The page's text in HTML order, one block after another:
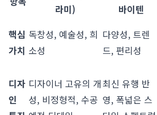
라미)
바이텐
핵심
가치
독창성, 예술성, 희
소성
다양성, 트렌
드, 편리성
디자
인
디자이너 고유의 개
성, 비정형적, 수공
최신 유행 반
영, 폭넓은 스